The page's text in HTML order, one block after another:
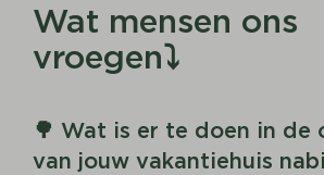
Wat mensen ons
vroegen⤵
🌳 Wat is er te doen in de
van jouw vakantiehuis